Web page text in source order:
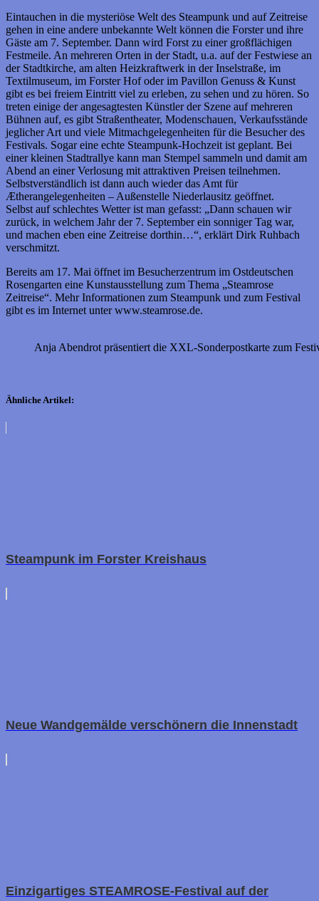
Eintauchen in die mysteriöse Welt des Steampunk und auf Zeitreise
gehen in eine andere unbekannte Welt können die Forster und ihre
Gäste am 7. September. Dann wird Forst zu einer großflächigen
Festmeile. An mehreren Orten in der Stadt, u.a. auf der Festwiese an
der Stadtkirche, am alten Heizkraftwerk in der Inselstraße, im
Textilmuseum, im Forster Hof oder im Pavillon Genuss & Kunst
gibt es bei freiem Eintritt viel zu erleben, zu sehen und zu hören. So
treten einige der angesagtesten Künstler der Szene auf mehreren
Bühnen auf, es gibt Straßentheater, Modenschauen, Verkaufsstände
jeglicher Art und viele Mitmachgelegenheiten für die Besucher des
Festivals. Sogar eine echte Steampunk-Hochzeit ist geplant. Bei
einer kleinen Stadtrallye kann man Stempel sammeln und damit am
Abend an einer Verlosung mit attraktiven Preisen teilnehmen.
Selbstverständlich ist dann auch wieder das Amt für
Ætherangelegenheiten – Außenstelle Niederlausitz geöffnet.
Selbst auf schlechtes Wetter ist man gefasst: „Dann schauen wir
zurück, in welchem Jahr der 7. September ein sonniger Tag war,
und machen eben eine Zeitreise dorthin…“, erklärt Dirk Ruhbach
verschmitzt.
Bereits am 17. Mai öffnet im Besucherzentrum im Ostdeutschen
Rosengarten eine Kunstausstellung zum Thema „Steamrose
Zeitreise“. Mehr Informationen zum Steampunk und zum Festival
gibt es im Internet unter www.steamrose.de.
Anja Abendrot präsentiert die XXL-Sonderpostkarte zum
Ähnliche Artikel:
Steampunk im Forster Kreishaus
Neue Wandgemälde verschönern die Innenstadt
Einzigartiges STEAMROSE-Festival auf der